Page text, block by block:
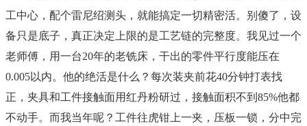
工中心，配个雷尼绍测头，就能搞定一切精密活。别傻了，设
备只是底子，真正决定上限的是工艺链的完整度。我见过一个
老师傅，用一台20年的老铣床，干出的零件平行度能压在
0.005以内。他的绝活是什么？每次装夹前花40分钟打表找
正，夹具和工件接触面用红丹粉研过，接触面积不到85%他都
不动手。而我当年呢？工件往虎钳上一夹，压板一锁，分中完